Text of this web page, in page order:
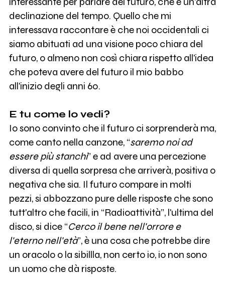
declinazione del tempo. Quello che mi
interessava raccontare è che noi occidentali ci
siamo abituati ad una visione poco chiara del
futuro, o almeno non così chiara rispetto all'idea
che poteva avere del futuro il mio babbo
all'inizio degli anni 60.
E tu come lo vedi?
Io sono convinto che il futuro ci sorprenderà ma,
come canto nella canzone, “saremo noi ad
essere più stanchi” e ad avere una percezione
diversa di quella sorpresa che arriverà, positiva o
negativa che sia. Il futuro compare in molti
pezzi, si abbozzano pure delle risposte che sono
tutt'altro che facili, in “Radioattività”, l'ultima del
disco, si dice “Cerco il bene nell'orrore e
l'eterno nell'età”, è una cosa che potrebbe dire
un oracolo o la sibillla, non certo io, io non sono
un uomo che dà risposte.